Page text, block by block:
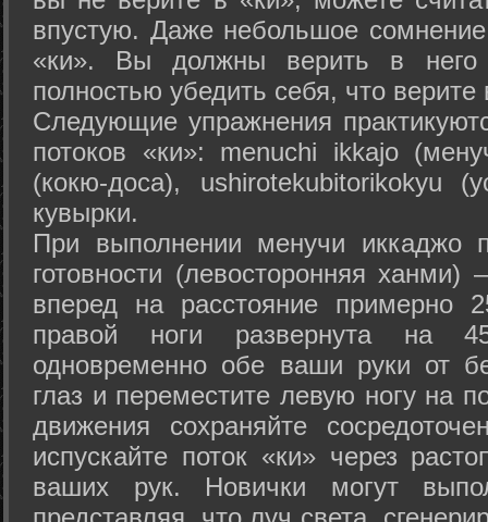
впустую. Даже небольшое сомнение
«ки». Вы должны верить в
полностью убедить себя, что верите
Следующие упражнения
потоков «ки»: menuchi ikkajo
(кокю-доса), ushiro­tekubitori­kokyu
кувырки.
При выполнении менучи иккаджо
готовности (левосторонняя
вперед на расстояние примерно
правой ноги развернута на
одновременно обе ваши руки от
глаз и переместите левую ногу на
движения сохраняйте
испускайте поток «ки» через
ваших рук. Новички могут